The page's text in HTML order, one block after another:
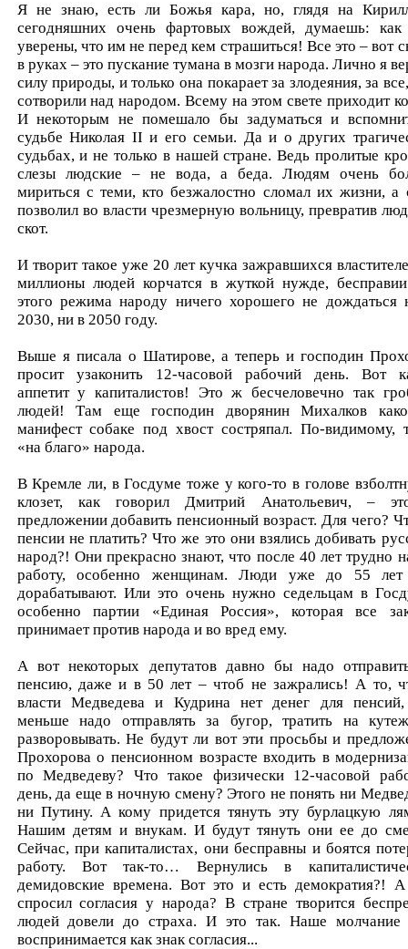
Я не знаю, есть ли Божья кара, но, глядя на
сегодняшних очень фартовых вождей, думаешь: как
уверены, что им не перед кем страшиться! Все это – вот
в руках – это пускание тумана в мозги народа. Лично я
силу природы, и только она покарает за злодеяния, за
сотворили над народом. Всему на этом свете приходит
И некоторым не помешало бы задуматься и
судьбе Николая II и его семьи. Да и о других
судьбах, и не только в нашей стране. Ведь пролитые
слезы людские – не вода, а беда. Людям очень
мириться с теми, кто безжалостно сломал их жизни, а
позволил во власти чрезмерную вольницу, превратив
скот.
И творит такое уже 20 лет кучка зажравшихся
миллионы людей корчатся в жуткой нужде,
этого режима народу ничего хорошего не дождаться
2030, ни в 2050 году.
Выше я писала о Шатирове, а теперь и господин
просит узаконить 12-ча­совой рабочий день. Вот
аппетит у капиталистов! Это ж бесчеловечно так
людей! Там еще господин дворянин Михалков
манифест собаке под хвост состряпал. По-видимому,
«на благо» народа.
В Кремле ли, в Госдуме тоже у кого-то в голове
клозет, как говорил Дмитрий Анатольевич, –
предложении добавить пенсионный возраст. Для чего?
пенсии не платить? Что же это они взялись добивать
народ?! Они прекрасно знают, что после 40 лет трудно
работу, особенно женщинам. Люди уже до 55 лет
дорабатывают. Или это очень нужно седельцам в
особенно партии «Единая Россия», которая все
принимает против народа и во вред ему.
А вот некоторых депутатов давно бы надо
пенсию, даже и в 50 лет – чтоб не зажрались! А то,
власти Медведева и Кудрина нет денег для
меньше надо отправлять за бугор, тратить на
разворовывать. Не будут ли вот эти просьбы и
Прохорова о пенсионном возрасте входить в
по Медведеву? Что такое физически 12-часовой
день, да еще в ночную смену? Этого не понять ни
ни Путину. А кому придется тянуть эту бурлацкую
Нашим детям и внукам. И будут тянуть они ее до
Сейчас, при капиталистах, они бесправны и боятся
работу. Вот так-то… Вернулись в
демидовские времена. Вот это и есть демократия?!
спросил согласия у народа? В стране творится
людей довели до страха. И это так. Наше молчание
воспринимается как знак согласия...